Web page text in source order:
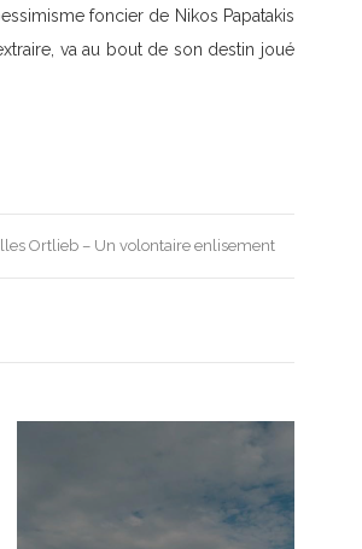
foncier de Nikos Papatakis
va au bout de son destin joué
Ortlieb – Un volontaire enlisement